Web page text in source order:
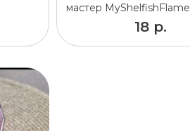
мастер MyShelfishFlame
18 р.